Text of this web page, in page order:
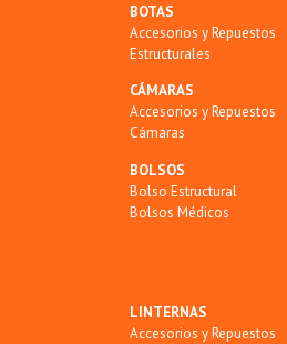
BOTAS
Accesorios y Repuestos
Estructurales
CÁMARAS
Accesorios y Repuestos
Cámaras
BOLSOS
Bolso Estructural
Bolsos Médicos
LINTERNAS
Accesorios y Repuestos